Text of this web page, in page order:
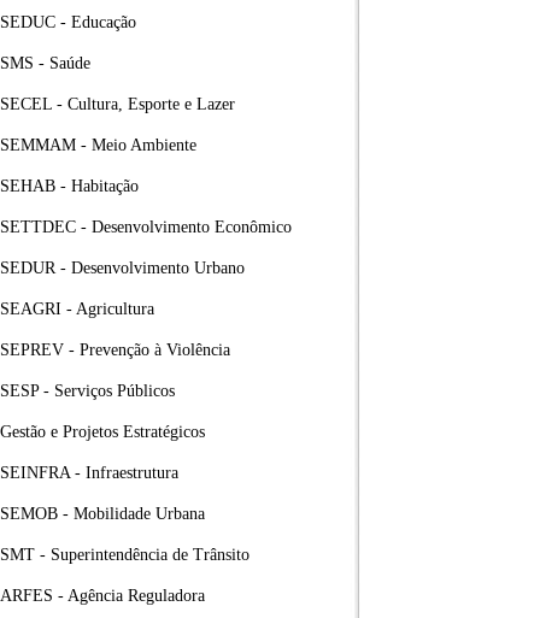
SEDUC - Educação
SMS - Saúde
SECEL - Cultura, Esporte e Lazer
SEMMAM - Meio Ambiente
SEHAB - Habitação
SETTDEC - Desenvolvimento Econômico
SEDUR - Desenvolvimento Urbano
SEAGRI - Agricultura
SEPREV - Prevenção à Violência
SESP - Serviços Públicos
Gestão e Projetos Estratégicos
SEINFRA - Infraestrutura
SEMOB - Mobilidade Urbana
SMT - Superintendência de Trânsito
ARFES - Agência Reguladora